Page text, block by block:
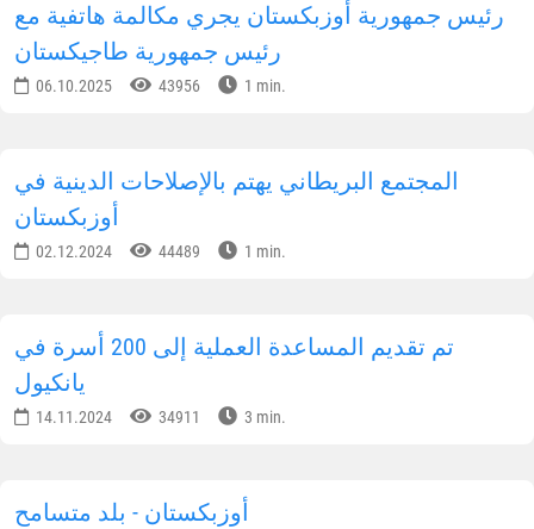
رئيس جمهورية أوزبكستان يجري مكالمة هاتفية مع
رئيس جمهورية طاجيكستان
06.10.2025 43956 1 min.
المجتمع البريطاني يهتم بالإصلاحات الدينية في
أوزبكستان
02.12.2024 44489 1 min.
تم تقديم المساعدة العملية إلى 200 أسرة في
يانكيول
14.11.2024 34911 3 min.
أوزبكستان - بلد متسامح